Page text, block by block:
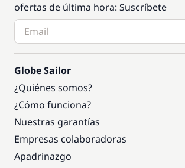
ofertas de última hora: Suscríbete
Globe Sailor
¿Quiénes somos?
¿Cómo funciona?
Nuestras garantías
Empresas colaboradoras
Apadrinazgo